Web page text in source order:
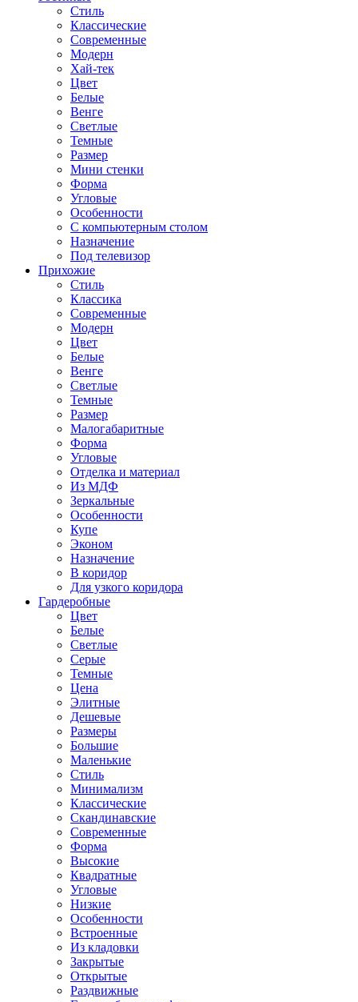
Стиль
Классические
Современные
Модерн
Хай-тек
Цвет
Белые
Венге
Светлые
Темные
Размер
Мини стенки
Форма
Угловые
Особенности
С компьютерным столом
Назначение
Под телевизор
Прихожие
Стиль
Классика
Современные
Модерн
Цвет
Белые
Венге
Светлые
Темные
Размер
Малогабаритные
Форма
Угловые
Отделка и материал
Из МДФ
Зеркальные
Особенности
Купе
Эконом
Назначение
В коридор
Для узкого коридора
Гардеробные
Цвет
Белые
Светлые
Серые
Темные
Цена
Элитные
Дешевые
Размеры
Большие
Маленькие
Стиль
Минимализм
Классические
Скандинавские
Современные
Форма
Высокие
Квадратные
Угловые
Низкие
Особенности
Встроенные
Из кладовки
Закрытые
Открытые
Раздвижные